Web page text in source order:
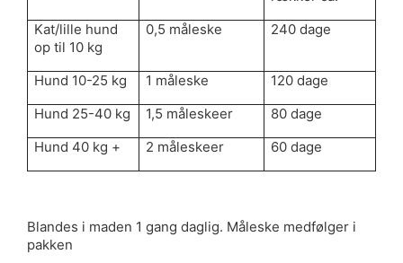
Kat/lille hund
op til 10 kg
0,5 måleske 240 dage
Hund 10-25 kg 1 måleske
120 dage
Hund 25-40 kg
1,5 måleskeer
80 dage
Hund 40 kg +
2 måleskeer 60 dage
Blandes i maden 1 gang daglig. Måleske medfølger i
pakken